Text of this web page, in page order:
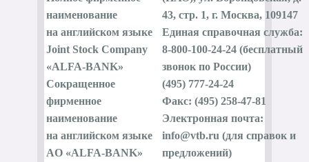
наименование
на английском языке
Joint Stock Company
«ALFA-BANK»
Сокращенное
фирменное
наименование
на английском языке
AO «ALFA-BANK»
43, стр. 1, г. Москва, 109147
Единая справочная служба:
8-800-100-24-24 (бесплатный
звонок по России)
(495) 777-24-24
Факс: (495) 258-47-81
Электронная почта:
info@vtb.ru (для справок и
предложений)